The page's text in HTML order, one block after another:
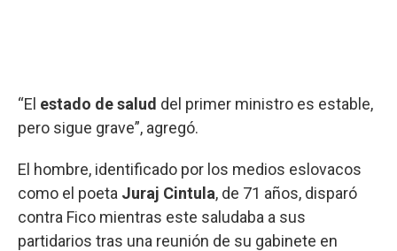
“El estado de salud del primer ministro es estable,
pero sigue grave”, agregó.
El hombre, identificado por los medios eslovacos
como el poeta Juraj Cintula, de 71 años, disparó
contra Fico mientras este saludaba a sus
partidarios tras una reunión de su gabinete en